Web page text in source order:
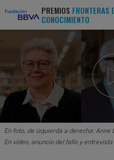
PREMIOS FRONTERAS
CONOCIMIENTO
En foto, de izquierda a derecha: Anne
En vídeo, anuncio del fallo y